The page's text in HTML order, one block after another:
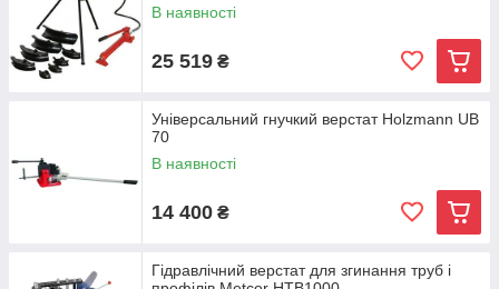
В наявності
25 519 ₴
Універсальний гнучкий верстат Holzmann UB
70
В наявності
14 400 ₴
Гідравлічний верстат для згинання труб і